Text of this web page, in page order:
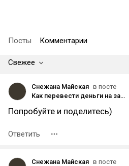
Посты Комментарии
Свежее
Снежана Майская в посте
Как перевести деньги на зарубежную карту в Казахстан: 13 способов
Попробуйте и поделитесь)
Ответить
Снежана Майская в посте